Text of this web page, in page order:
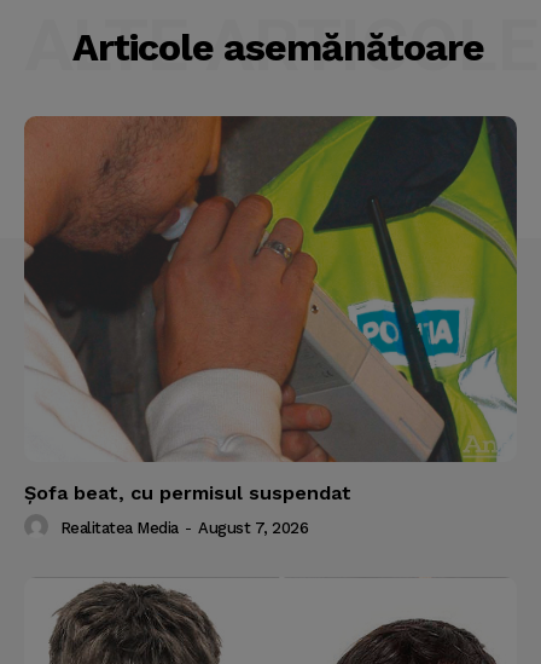
Articole asemănătoare
ALTE ARTICOLE
Şofa beat, cu permisul suspendat
Realitatea Media - August 7, 2026